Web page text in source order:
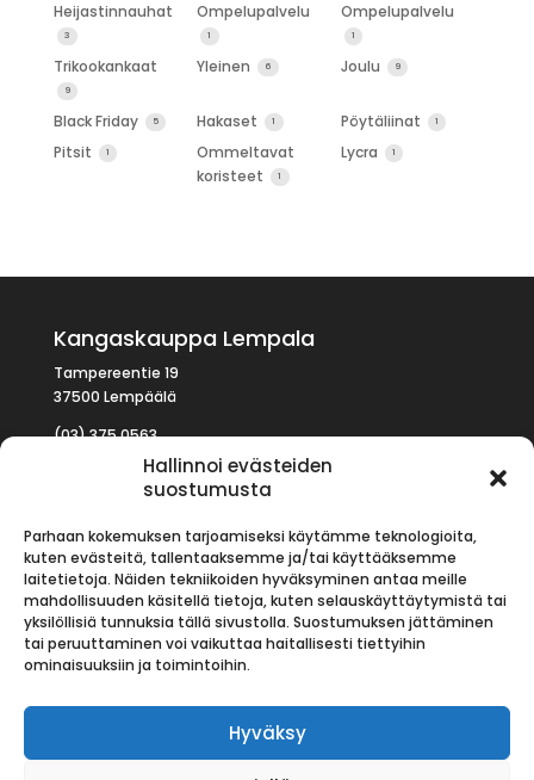
Hallinnoi evästeiden
suostumusta
Parhaan kokemuksen tarjoamiseksi käytämme teknologioita,
kuten evästeitä, tallentaaksemme ja/tai käyttääksemme
laitetietoja. Näiden tekniikoiden hyväksyminen antaa meille
mahdollisuuden käsitellä tietoja, kuten selauskäyttäytymistä tai
yksilöllisiä tunnuksia tällä sivustolla. Suostumuksen jättäminen
tai peruuttaminen voi vaikuttaa haitallisesti tiettyihin
ominaisuuksiin ja toimintoihin.
Hyväksy
Heijastinnauhat
3
Ompelupalvelu
1
Ompelupalvelu
1
Trikookankaat
9
Yleinen 6 Joulu 9
Black Friday 5 Hakaset 1 Pöytäliinat 1
Pitsit 1
Ommeltavat
koristeet
1
Lycra 1
Kangaskauppa Lempala
Tampereentie 19
37500 Lempäälä
(03) 375 0563
kauppa (at) lempala.com
AVOINNA
Arkisin09:00 – 17:00
La:09:00 – 14:00
Su:Suljettu
Tilaus- ja toimitusehdot